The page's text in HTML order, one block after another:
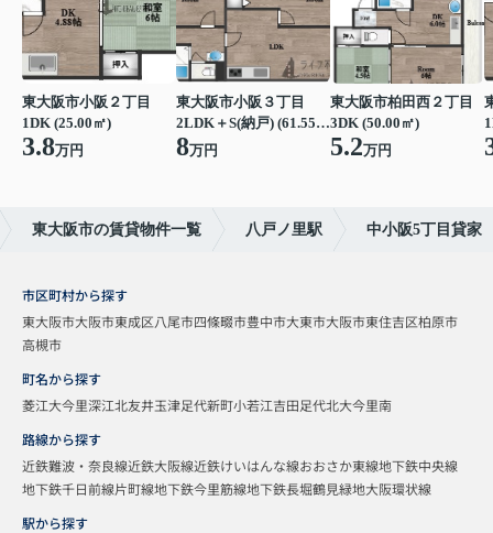
東大阪市小阪２丁目
1DK (25.00㎡)
3.8万円
東大阪市小阪３丁目
2LDK＋S(納戸) (61.55㎡)
8万円
東大阪市柏田西２丁目
3DK (50.00㎡)
5.2万円
東大阪市の賃貸物件一覧 八戸ノ里駅 中小阪5丁目貸家
市区町村から探す
東大阪市大阪市東成区八尾市四條畷市豊中市大東市大阪市東住吉区柏原市
高槻市
町名から探す
菱江大今里深江北友井玉津足代新町小若江吉田足代北大今里南
路線から探す
近鉄難波・奈良線近鉄大阪線近鉄けいはんな線おおさか東線地下鉄中央線
地下鉄千日前線片町線地下鉄今里筋線地下鉄長堀鶴見緑地大阪環状線
駅から探す